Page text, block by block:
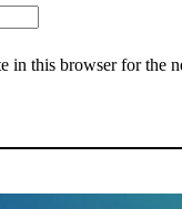
in this browser for the